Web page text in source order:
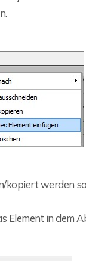
kopiert werden
Element in dem